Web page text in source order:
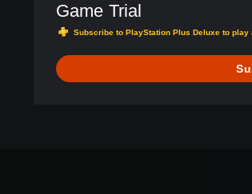
Game Trial
Subscribe to PlayStation Plus Deluxe to play